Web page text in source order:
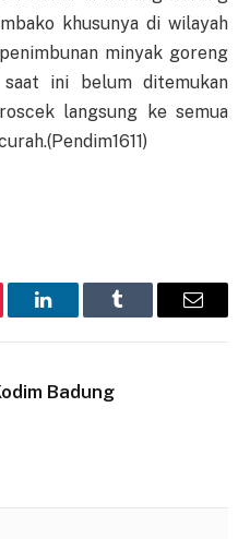
khusunya di wilayah
minyak goreng
ini belum ditemukan
langsung ke semua
LinkedInTumblr Email
Badung